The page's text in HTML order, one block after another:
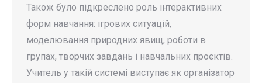
Також було підкреслено роль інтерактивних
форм навчання: ігрових ситуацій,
моделювання природних явищ, роботи в
групах, творчих завдань і навчальних проєктів.
Учитель у такій системі виступає як організатор